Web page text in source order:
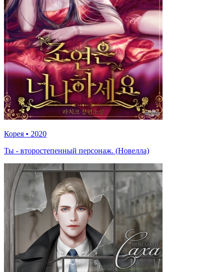
Корея • 2020
Ты - второстепенный персонаж. (Новелла)